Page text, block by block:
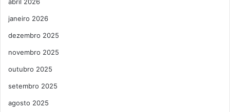
janeiro 2026
dezembro 2025
novembro 2025
outubro 2025
setembro 2025
agosto 2025